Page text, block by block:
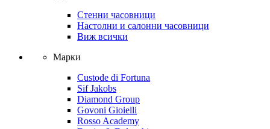
Стенни часовници
Настолни и салонни часовници
Виж всички
Марки
Custode di Fortuna
Sif Jakobs
Diamond Group
Govoni Gioielli
Rosso Academy